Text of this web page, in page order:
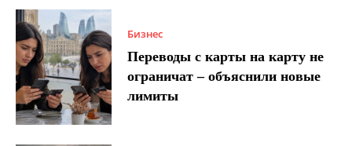
Бизнес
Переводы с карты на карту не
ограничат – объяснили новые
лимиты